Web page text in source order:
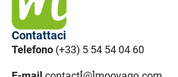
Contattaci
Telefono (+33) 5 54 54 04 60